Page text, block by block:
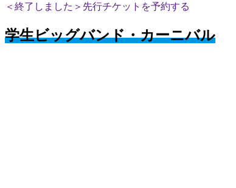
＜終了しました＞先行チケットを予約する
学生ビッグバンド・カーニバル